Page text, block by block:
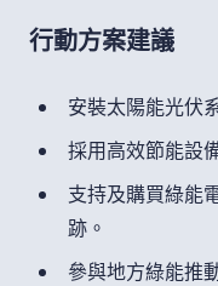
行動方案建議
安裝太陽能光伏
採用高效節能設
支持及購買綠能
跡。
參與地方綠能推